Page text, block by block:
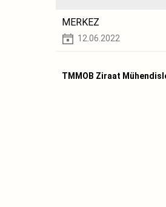
MERKEZ
12.06.2022
TMMOB Ziraat